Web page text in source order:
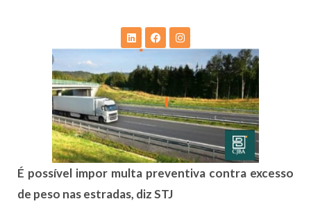
É possível impor multa preventiva contra excesso
de peso nas estradas, diz STJ